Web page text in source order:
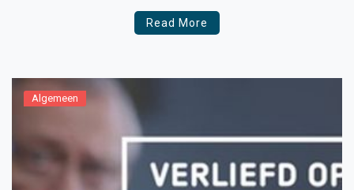
risico zal zijn. Ondanks dat het een aantal nachten
stevig heeft gevroren en de temperatuur ook overdag
Read More
Algemeen